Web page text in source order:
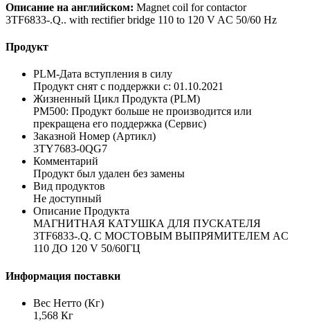
Описание на английском: Magnet coil for contactor
3TF6833-.Q.. with rectifier bridge 110 to 120 V AC 50/60 Hz
Продукт
PLM-Дата вступления в силу
Продукт снят с поддержки с: 01.10.2021
Жизненный Цикл Продукта (PLM)
PM500: Продукт больше не производится или
прекращена его поддержка (Сервис)
Заказной Номер (Артикл)
3TY7683-0QG7
Комментарий
Продукт был удален без замены
Вид продуктов
Не доступный
Описание Продукта
МАГНИТНАЯ КАТУШКА ДЛЯ ПУСКАТЕЛЯ
3TF6833-.Q. С МОСТОВЫМ ВЫПРЯМИТЕЛЕМ AC
110 ДО 120 V 50/60ГЦ
Информация поставки
Вес Нетто (Кг)
1,568 Кг